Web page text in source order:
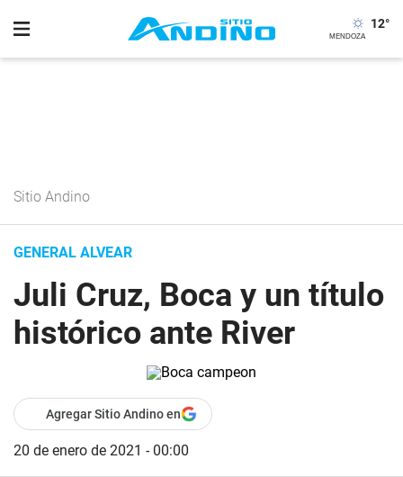
12°
Sitio Andino
GENERAL ALVEAR
Juli Cruz, Boca y un título
histórico ante River
Agregar Sitio Andino en
20 de enero de 2021 - 00:00